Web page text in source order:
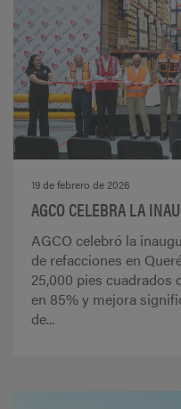
19 de febrero de 2026
AGCO CELEBRA LA
AGCO celebró la
de refacciones en
25,000 pies cuadrados
en 85% y mejora
de...